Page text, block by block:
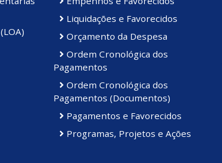
Liquidações e Favorecidos
Orçamento da Despesa
Ordem Cronológica dos
Pagamentos
Ordem Cronológica dos
Pagamentos (Documentos)
Pagamentos e Favorecidos
Programas, Projetos e Ações